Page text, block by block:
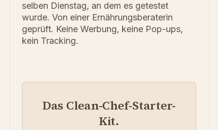
selben Dienstag, an dem es getestet
wurde. Von einer Ernährungsberaterin
geprüft. Keine Werbung, keine Pop-ups,
kein Tracking.
Das Clean-Chef-Starter-
Kit.